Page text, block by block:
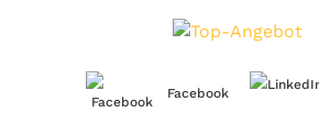
Facebook